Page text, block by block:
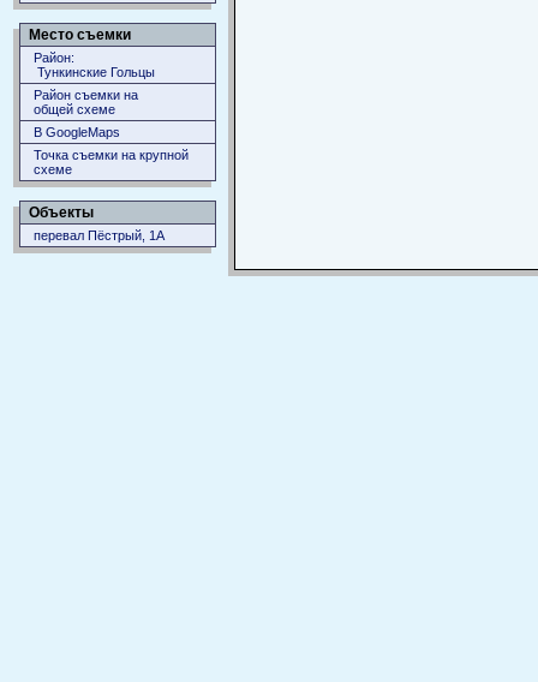
Место съемки
Район:
Тункинские Гольцы
Район съемки на
общей схеме
В GoogleMaps
Точка съемки на крупной
схеме
Объекты
перевал Пёстрый, 1А